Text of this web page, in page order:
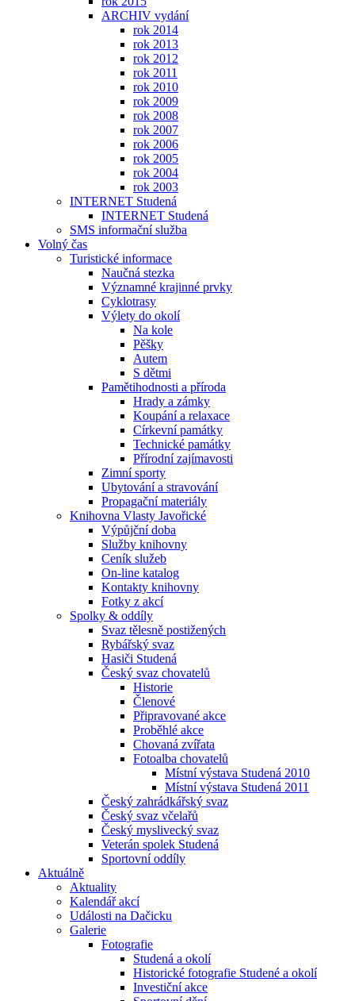
ARCHIV vydání
rok 2014
rok 2013
rok 2012
rok 2011
rok 2010
rok 2009
rok 2008
rok 2007
rok 2006
rok 2005
rok 2004
rok 2003
INTERNET Studená
INTERNET Studená
SMS informační služba
Volný čas
Turistické informace
Naučná stezka
Významné krajinné prvky
Cyklotrasy
Výlety do okolí
Na kole
Pěšky
Autem
S dětmi
Pamětihodnosti a příroda
Hrady a zámky
Koupání a relaxace
Církevní památky
Technické památky
Přírodní zajímavosti
Zimní sporty
Ubytování a stravování
Propagační materiály
Knihovna Vlasty Javořické
Výpůjční doba
Služby knihovny
Ceník služeb
On-line katalog
Kontakty knihovny
Fotky z akcí
Spolky & oddíly
Svaz tělesně postižených
Rybářský svaz
Hasiči Studená
Český svaz chovatelů
Historie
Členové
Připravované akce
Proběhlé akce
Chovaná zvířata
Fotoalba chovatelů
Místní výstava Studená 2010
Místní výstava Studená 2011
Český zahrádkářský svaz
Český svaz včelařů
Český myslivecký svaz
Veterán spolek Studená
Sportovní oddíly
Aktuálně
Aktuality
Kalendář akcí
Události na Dačicku
Galerie
Fotografie
Studená a okolí
Historické fotografie Studené a okolí
Investiční akce